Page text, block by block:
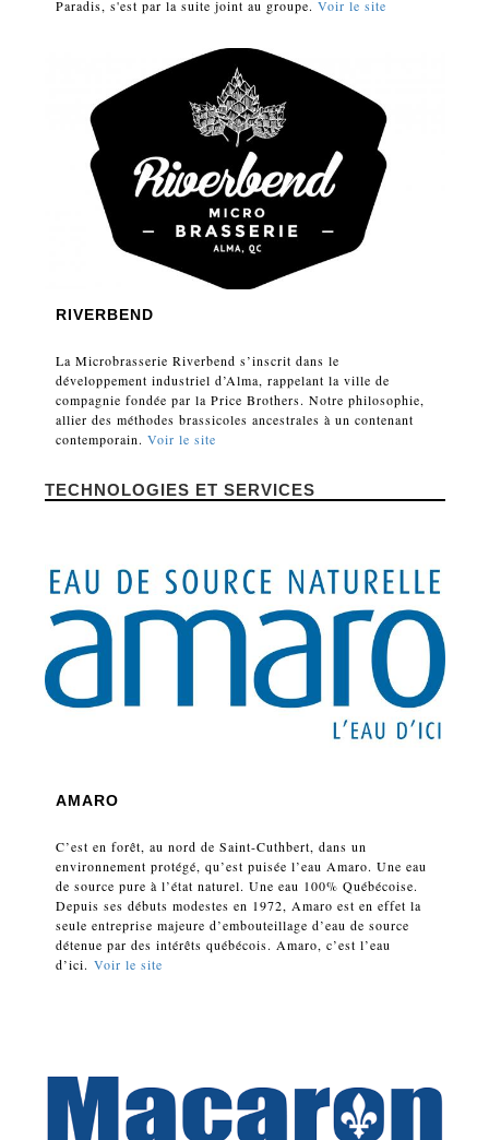
Paradis, s'est par la suite joint au groupe. Voir le site
RIVERBEND
La Microbrasserie Riverbend s’inscrit dans le
développement industriel d’Alma, rappelant la ville de
compagnie fondée par la Price Brothers. Notre philosophie,
allier des méthodes brassicoles ancestrales à un contenant
contemporain. Voir le site
TECHNOLOGIES ET SERVICES
AMARO
C’est en forêt, au nord de Saint-Cuthbert, dans un
environnement protégé, qu’est puisée l’eau Amaro. Une eau
de source pure à l’état naturel. Une eau 100% Québécoise.
Depuis ses débuts modestes en 1972, Amaro est en effet la
seule entreprise majeure d’embouteillage d’eau de source
détenue par des intérêts québécois. Amaro, c’est l’eau
d’ici. Voir le site